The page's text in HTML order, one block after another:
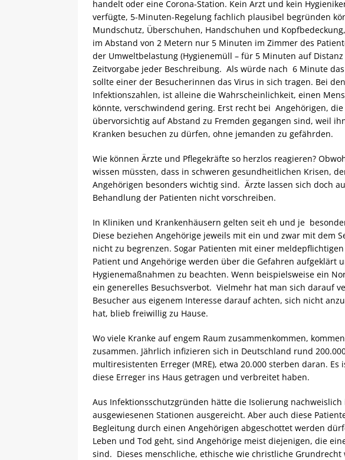
handelt oder eine Corona-Station. Kein Arzt und kein
verfügte, 5-Minuten-Regelung fachlich plausibel begründen
Mundschutz, Überschuhen, Handschuhen und
im Abstand von 2 Metern nur 5 Minuten im Zimmer des
der Umweltbelastung (Hygienemüll – für 5 Minuten auf
Zeitvorgabe jeder Beschreibung. Als würde nach 6 Minute
sollte einer der Besucherinnen das Virus in sich tragen. Bei
Infektionszahlen, ist alleine die Wahrscheinlichkeit, einen
könnte, verschwindend gering. Erst recht bei Angehörigen,
übervorsichtig auf Abstand zu Fremden gegangen sind, weil
Kranken besuchen zu dürfen, ohne jemanden zu gefährden.
Wie können Ärzte und Pflegekräfte so herzlos reagieren?
wissen müssten, dass in schweren gesundheitlichen Krisen,
Angehörigen besonders wichtig sind. Ärzte lassen sich doch
Behandlung der Patienten nicht vorschreiben.
In Kliniken und Krankenhäusern gelten seit eh und je
Diese beziehen Angehörige jeweils mit ein und zwar mit dem
nicht zu begrenzen. Sogar Patienten mit einer
Patient und Angehörige werden über die Gefahren aufgeklärt
Hygienemaßnahmen zu beachten. Wenn beispielsweise ein
ein generelles Besuchsverbot. Vielmehr hat man sich darauf
Besucher aus eigenem Interesse darauf achten, sich nicht
hat, blieb freiwillig zu Hause.
Wo viele Kranke auf engem Raum zusammenkommen,
zusammen. Jährlich infizieren sich in Deutschland rund
multiresistenten Erreger (MRE), etwa 20.000 sterben daran.
diese Erreger ins Haus getragen und verbreitet haben.
Aus Infektionsschutzgründen hätte die Isolierung
ausgewiesenen Stationen ausgereicht. Aber auch diese
Begleitung durch einen Angehörigen abgeschottet werden
Leben und Tod geht, sind Angehörige meist diejenigen, die
sind. Dieses menschliche, ethische wie christliche Grundrecht